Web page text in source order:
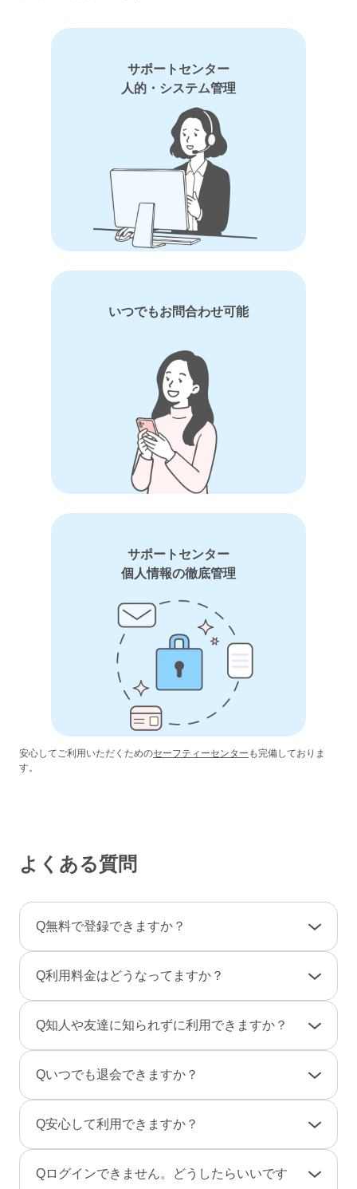
サポートセンター
人的・システム管理
いつでもお問合わせ可能
サポートセンター
個人情報の徹底管理
安心してご利用いただくためのセーフティーセンター も完備しておりま
す。
よくある質問
Q無料で登録できますか？
さい。
です。そのため、弊社からお客様へ料金の請求
や督促のご連絡が届くことはありません。
Q利用料金はどうなってますか？
一部のコンテンツの利用はコイン（有料）が必
男性は、事前にポイントをご購入のうえご利用
となります。（1P＝約10円、消費ポイントはサ
ービスによって異なります）
Q知人や友達に知られずに利用できますか？
のニックネームで、プロフ画像を登録しない状
また、検索結果にあなたのプロフィールが表示
されないように設定することもできます。
Qいつでも退会できますか？
手続き」から行えます。
画・メッセージ・ポイント（コイン）などのア
Q安心して利用できますか？
ービスでは24時間365日体制で有人による監視・
Qログインできません。どうしたらいいです